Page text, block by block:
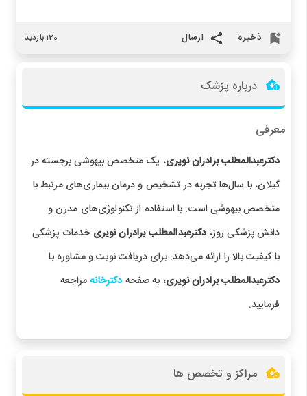
ذخیره ارسال 120 بازدید
درباره پزشک
معرفی
دکترعبدالمطلب برادران نویری، یک متخصص بیهوشی برجسته در
گیلان، با سال‌ها تجربه در تشخیص و درمان بیماری‌های مرتبط با
متخصص بیهوشی است. با استفاده از تکنولوژی‌های مدرن و
دانش پزشکی روز، دکترعبدالمطلب برادران نویری خدمات پزشکی
با کیفیت بالا را ارائه می‌دهد. برای دریافت نوبت و مشاوره با
دکترعبدالمطلب برادران نویری، به صفحه دکترخانهمراجعه
فرمایید.
مراکز و تخصص ها